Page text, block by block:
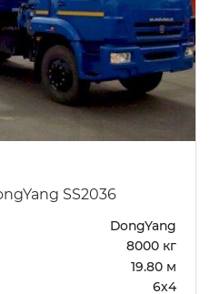
SS2036
DongYang
8000 кг
19.80 м
6х4